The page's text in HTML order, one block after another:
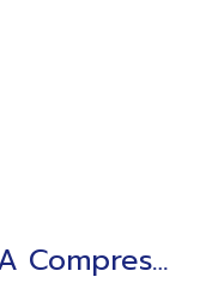
CLA-NA Compression 500N ~ 20kN